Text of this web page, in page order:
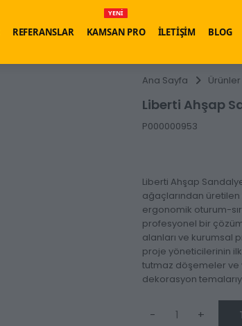
REFERANSLAR
YENİ
KAMSAN PRO İLETİŞİM BLOG
Ana Sayfa Ürünler
Liberti Ahşap
P000000953
Liberti Ahşap
ağaçlarından
ergonomik oturum-
profesyonel bir
alanları ve kurumsal
proje yöneticilerinin
tutmaz döşemeler ve
dekorasyon
- +